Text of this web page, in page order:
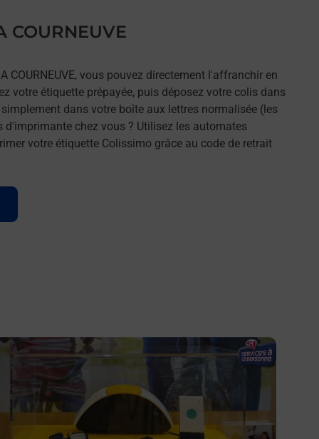
COURNEUVE
COURNEUVE, vous pouvez directement l'affranchir en
votre étiquette prépayée, puis déposez votre colis dans
dans votre boîte aux lettres normalisée (les
d'imprimante chez vous ? Utilisez les automates
votre étiquette Colissimo grâce au code de retrait
savoir plus